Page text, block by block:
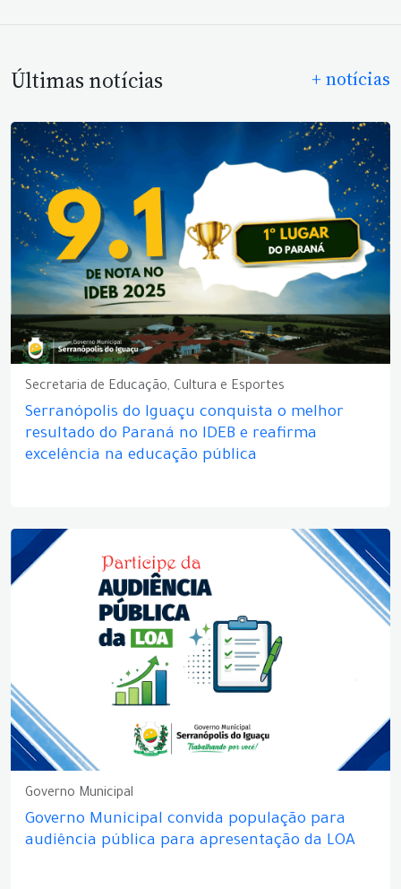
Últimas notícias + notícias
Secretaria de Educação, Cultura e Esportes
Serranópolis do Iguaçu conquista o melhor
resultado do Paraná no IDEB e reafirma
excelência na educação pública
Governo Municipal
Governo Municipal convida população para
audiência pública para apresentação da LOA